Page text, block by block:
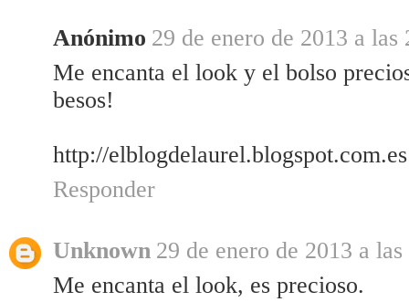
Anónimo 29 de enero de 2013 a las
Me encanta el look y el bolso
besos!
http://elblogdelaurel.blogspot.com.es
Responder
Unknown 29 de enero de 2013 a
Me encanta el look, es precioso.